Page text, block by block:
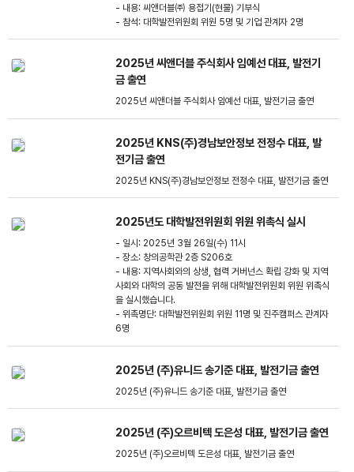
- 내용: 씨앤더블㈜ 용접기(현물) 기부식
- 참석: 대학발전위원회 위원 5명 및 기업 관계자 2명
2025년 씨앤더블 주식회사 임예선 대표, 발전기
금 출연
2025년 씨앤더블 주식회사 임예선 대표, 발전기금 출연
2025년 KNS(주)경남보안정보 전정수 대표, 발
전기금 출연
2025년 KNS(주)경남보안정보 전정수 대표, 발전기금 출연
2025년도 대학발전위원회 위원 위촉식 실시
- 일시: 2025년 3월 26일(수) 11시
- 장소: 창의공학관 2층 S206호
- 내용: 지역사회와의 상생, 협력 거버넌스 확립 강화 및 지역
사회와 대학의 공동 발전을 위해 대학발전위원회 위원 위촉식
을 실시했습니다.
- 위촉명단: 대학발전위원회 위원 11명 및 진주캠퍼스 관계자
6명
2025년 (주)유니드 송기준 대표, 발전기금 출연
2025년 (주)유니드 송기준 대표, 발전기금 출연
2025년 (주)오르비텍 도은성 대표, 발전기금 출연
2025년 (주)오르비텍 도은성 대표, 발전기금 출연